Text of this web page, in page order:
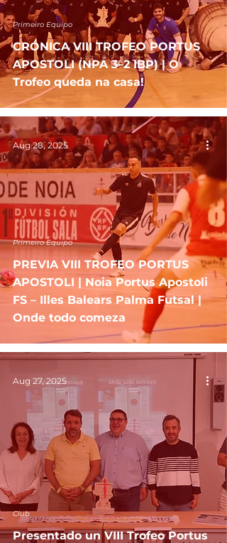
CRÓNICA VIII TROFEO PORTUS
APOSTOLI (NPA 3–2 IBP) | O
Trofeo queda na casa!
Primeiro Equipo
PREVIA VIII TROFEO PORTUS
APOSTOLI | Noia Portus Apostoli
FS – Illes Balears Palma Futsal |
Onde todo comeza
Primeiro Equipo
Aug 28, 2025
Presentado un VIII Trofeo Portus
Club
Aug 27, 2025